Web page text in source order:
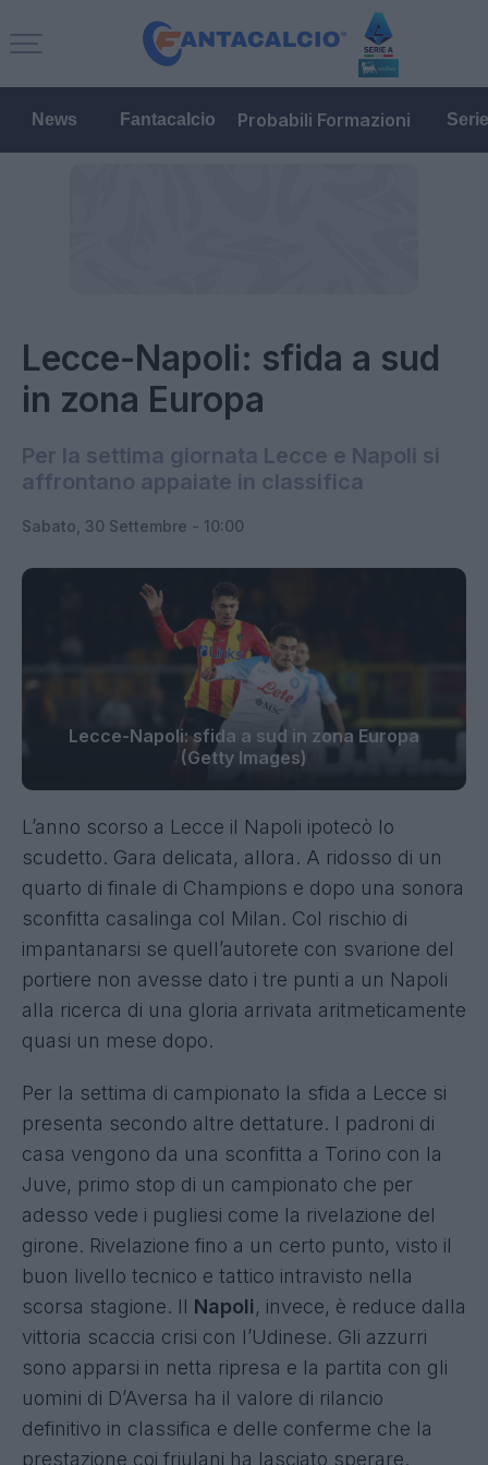
News Fantacalcio Probabili Formazioni
Lecce-Napoli: sfida a sud
in zona Europa
Per la settima giornata Lecce e Napoli si
affrontano appaiate in classifica
Sabato, 30 Settembre - 10:00
Lecce-Napoli: sfida a sud in zona Europa
(Getty Images)
L’anno scorso a Lecce il Napoli ipotecò lo
scudetto. Gara delicata, allora. A ridosso di un
quarto di finale di Champions e dopo una sonora
sconfitta casalinga col Milan. Col rischio di
impantanarsi se quell’autorete con svarione del
portiere non avesse dato i tre punti a un Napoli
alla ricerca di una gloria arrivata aritmeticamente
quasi un mese dopo.
Per la settima di campionato la sfida a Lecce si
presenta secondo altre dettature. I padroni di
casa vengono da una sconfitta a Torino con la
Juve, primo stop di un campionato che per
adesso vede i pugliesi come la rivelazione del
girone. Rivelazione fino a un certo punto, visto il
buon livello tecnico e tattico intravisto nella
scorsa stagione. Il Napoli, invece, è reduce dalla
vittoria scaccia crisi con l’Udinese. Gli azzurri
sono apparsi in netta ripresa e la partita con gli
uomini di D’Aversa ha il valore di rilancio
definitivo in classifica e delle conferme che la
prestazione coi friulani ha lasciato sperare.